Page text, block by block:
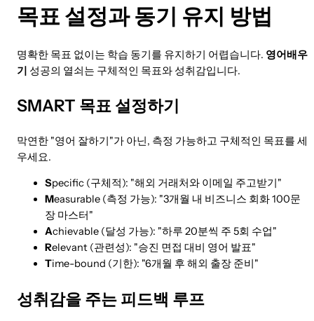
목표 설정과 동기 유지 방법
명확한 목표 없이는 학습 동기를 유지하기 어렵습니다. 영어배우
기 성공의 열쇠는 구체적인 목표와 성취감입니다.
SMART 목표 설정하기
막연한 "영어 잘하기"가 아닌, 측정 가능하고 구체적인 목표를 세
우세요.
Specific (구체적): "해외 거래처와 이메일 주고받기"
Measurable (측정 가능): "3개월 내 비즈니스 회화 100문
장 마스터"
Achievable (달성 가능): "하루 20분씩 주 5회 수업"
Relevant (관련성): "승진 면접 대비 영어 발표"
Time-bound (기한): "6개월 후 해외 출장 준비"
성취감을 주는 피드백 루프